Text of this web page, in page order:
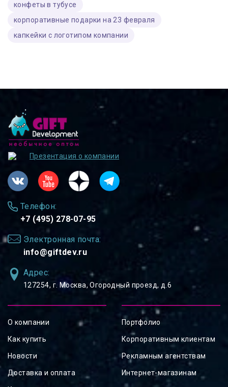
конфеты в тубусе
корпоративные подарки на 23 февраля
капкейки с логотипом компании
Презентация о компании
Телефон:
+7 (495) 278-07-95
Электронная почта:
info@giftdev.ru
Адрес:
127254, ⁠г. Москва, Огородный проезд, д.6
О компании
Как купить
Новости
Доставка и оплата
Портфолио
Корпоративным клиентам
Рекламным агентствам
Интернет-магазинам